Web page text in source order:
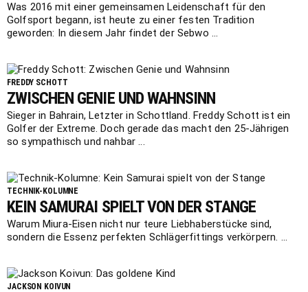
Was 2016 mit einer gemeinsamen Leidenschaft für den
Golfsport begann, ist heute zu einer festen Tradition
geworden: In diesem Jahr findet der Sebwo ...
FREDDY SCHOTT
ZWISCHEN GENIE UND WAHNSINN
Sieger in Bahrain, Letzter in Schottland. Freddy Schott ist ein
Golfer der Extreme. Doch gerade das macht den 25-Jährigen
so sympathisch und nahbar ...
TECHNIK-KOLUMNE
KEIN SAMURAI SPIELT VON DER STANGE
Warum Miura-Eisen nicht nur teure Liebhaberstücke sind,
sondern die Essenz perfekten Schlägerfittings verkörpern. ...
JACKSON KOIVUN